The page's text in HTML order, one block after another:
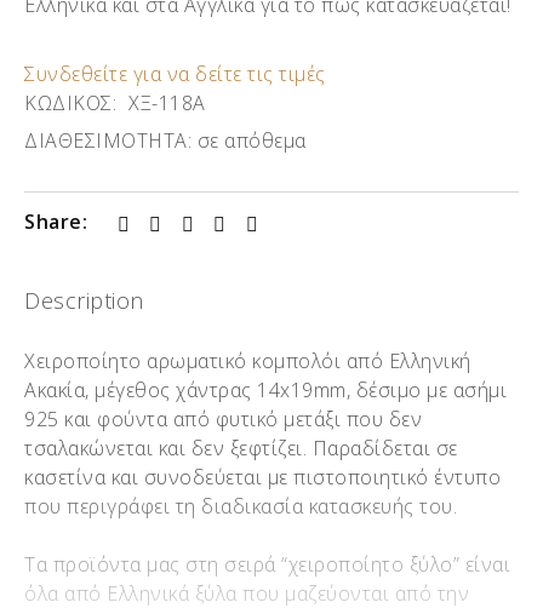
Συνδεθείτε για να δείτε τις τιμές
ΚΩΔΙΚΟΣ: ΧΞ-118Α
ΔΙΑΘΕΣΙΜΟΤΗΤΑ: σε απόθεμα
Share:
Description
Χειροποίητο αρωματικό κομπολόι από Ελληνική
Ακακία, μέγεθος χάντρας 14x19mm, δέσιμο με ασήμι
925 και φούντα από φυτικό μετάξι που δεν
τσαλακώνεται και δεν ξεφτίζει. Παραδίδεται σε
κασετίνα και συνοδεύεται με πιστοποιητικό έντυπο
που περιγράφει τη διαδικασία κατασκευής του.
Τα προϊόντα μας στη σειρά “χειροποίητο ξύλο” είναι
όλα από Ελληνικά ξύλα που μαζεύονται από την